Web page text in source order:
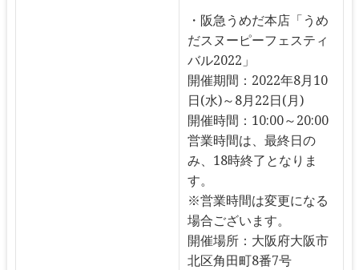
・阪急うめだ本店「うめ
だスヌーピーフェスティ
バル2022」
開催期間：2022年8月10
日(水)～8月22日(月)
開催時間：10:00～20:00
営業時間は、最終日の
み、18時終了となりま
す。
※営業時間は変更になる
場合ございます。
開催場所：大阪府大阪市
北区角田町8番7号